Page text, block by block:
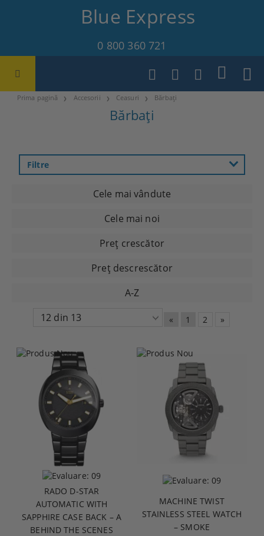
Blue Express
0 800 360 721
Prima pagină Accesorii Ceasuri Bărbați
Bărbați
Filtre
Cele mai vândute
Cele mai noi
Preţ crescător
Preţ descrescător
A-Z
« 1 2 »
RADO D-STAR
AUTOMATIC WITH
SAPPHIRE CASE BACK – A
BEHIND THE SCENES
MACHINE TWIST
STAINLESS STEEL WATCH
– SMOKE